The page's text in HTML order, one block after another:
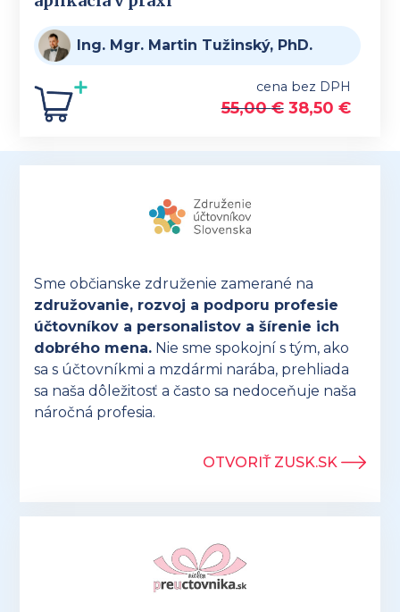
Ing. Mgr. Martin Tužinský, PhD.
cena bez DPH
55,00€ 38,50 €
Sme občianske združenie zamerané na
združovanie, rozvoj a podporu profesie
účtovníkov a personalistov a šírenie ich
dobrého mena. Nie sme spokojní s tým, ako
sa s účtovníkmi a mzdármi narába, prehliada
sa naša dôležitosť a často sa nedoceňuje naša
náročná profesia.
OTVORIŤ ZUSK.SK